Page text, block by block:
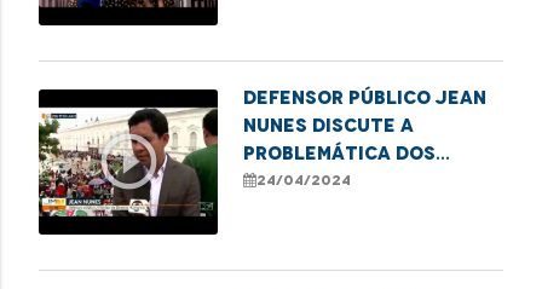
play_circle_outline
Defensor Público Jean
Nunes discute a
problemática dos
conflitos fundiários
24/04/2024